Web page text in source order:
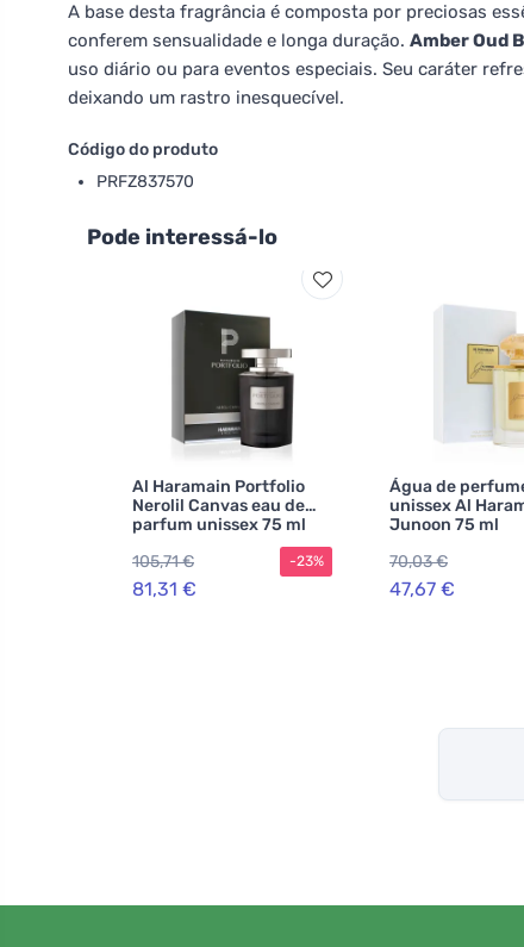
A base desta fragrância é composta por preciosas
conferem sensualidade e longa duração. Amber Oud
uso diário ou para eventos especiais. Seu caráter
deixando um rastro inesquecível.
Código do produto
PRFZ837570
Pode interessá-lo
Al Haramain Portfolio
Nerolil Canvas eau de
parfum unissex 75 ml
105,71 €
81,31 €
-23%
Água de
unissex Al
Junoon 75 ml
70,03 €
47,67 €